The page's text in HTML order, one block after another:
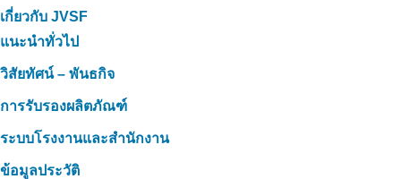
เกี่ยวกับ JVSF
แนะนำทั่วไป
วิสัยทัศน์ – พันธกิจ
การรับรองผลิตภัณฑ์
ระบบโรงงานและสำนักงาน
ข้อมูลประวัติ